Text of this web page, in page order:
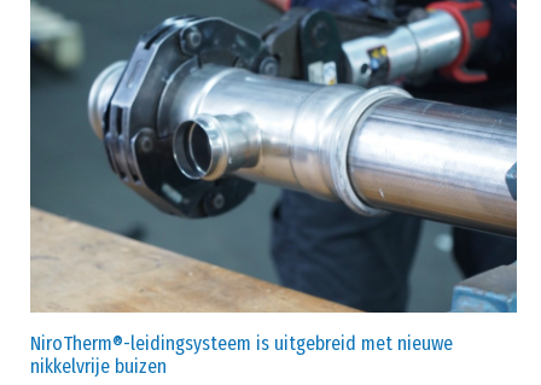
NiroTherm®-leidingsysteem is uitgebreid met nieuwe
nikkelvrije buizen